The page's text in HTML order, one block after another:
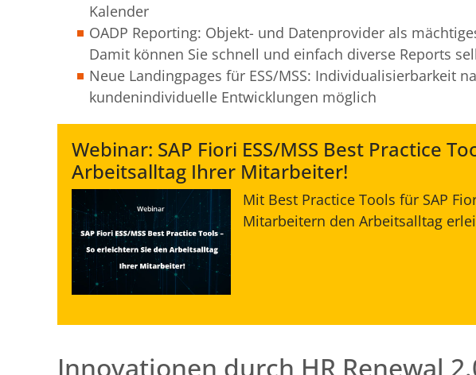
Kalender
OADP Reporting: Objekt- und Datenprovider als
Damit können Sie schnell und einfach diverse Reports
Neue Landingpages für ESS/MSS: Individualisierbarkeit
kundenindividuelle Entwicklungen möglich
Webinar: SAP Fiori ESS/MSS Best Practice
Arbeitsalltag Ihrer Mitarbeiter!
Mit Best Practice Tools für SAP
Mitarbeitern den Arbeitsalltag
Innovationen durch HR Renewal